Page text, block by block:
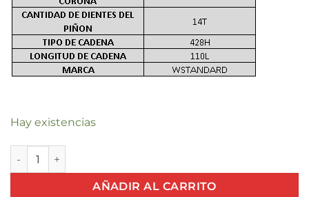
Hay existencias
KIT ARRASTRE AK 125 (34T/14T/428H 110L) cantidad
AÑADIR AL CARRITO